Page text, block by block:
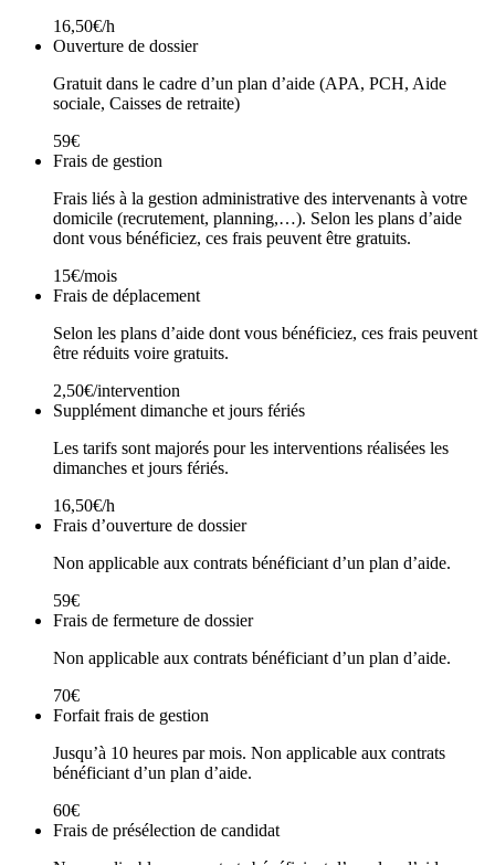
16,50€/h
Ouverture de dossier
Gratuit dans le cadre d’un plan d’aide (APA, PCH, Aide
sociale, Caisses de retraite)
59€
Frais de gestion
Frais liés à la gestion administrative des intervenants à votre
domicile (recrutement, planning,…). Selon les plans d’aide
dont vous bénéficiez, ces frais peuvent être gratuits.
15€/mois
Frais de déplacement
Selon les plans d’aide dont vous bénéficiez, ces frais peuvent
être réduits voire gratuits.
2,50€/intervention
Supplément dimanche et jours fériés
Les tarifs sont majorés pour les interventions réalisées les
dimanches et jours fériés.
16,50€/h
Frais d’ouverture de dossier
Non applicable aux contrats bénéficiant d’un plan d’aide.
59€
Frais de fermeture de dossier
Non applicable aux contrats bénéficiant d’un plan d’aide.
70€
Forfait frais de gestion
Jusqu’à 10 heures par mois. Non applicable aux contrats
bénéficiant d’un plan d’aide.
60€
Frais de présélection de candidat